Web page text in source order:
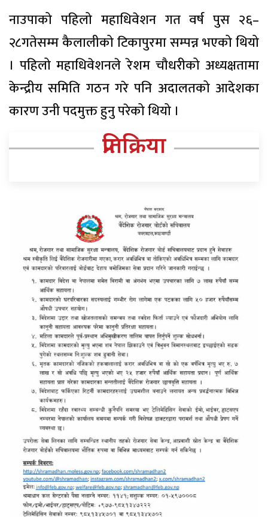
नाउपाको पहिलो महाधिवेशन गत वर्ष पुस २६–
२८गतेसम्म कैलालीको टिकापुरमा सम्पन्न भएको थियो
। पहिलो महाधिवेशनले रेशम चौधरीको अध्यक्षतामा
केन्द्रीय समिति गठन गरे पनि अदालतको आदेशका
कारण उनी पदमुक्त हुनु परेको थियो ।
प्रतिक्रिया